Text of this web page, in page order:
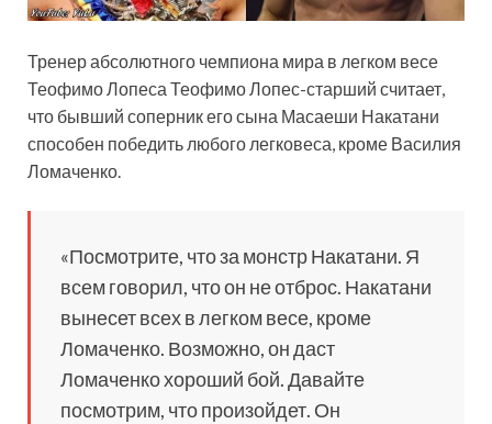
Тренер абсолютного чемпиона мира в легком весе
Теофимо Лопеса Теофимо Лопес-старший считает,
что бывший соперник его сына Масаеши Накатани
способен победить любого легковеса, кроме Василия
Ломаченко.
«Посмотрите, что за монстр Накатани. Я
всем говорил, что он не отброс. Накатани
вынесет всех в легком весе, кроме
Ломаченко. Возможно, он даст
Ломаченко хороший бой. Давайте
посмотрим, что произойдет. Он